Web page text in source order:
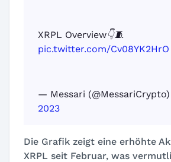
XRPL Overview👇🧵
pic.twitter.com/Cv08YK2HrO
— Messari (@MessariCrypto)
2023
Die Grafik zeigt eine erhöhte
XRPL seit Februar, was